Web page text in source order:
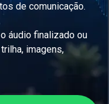
de comunicação.
áudio finalizado ou
imagens,